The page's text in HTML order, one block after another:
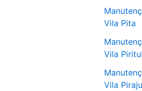
Vila Pita
Vila
Vila